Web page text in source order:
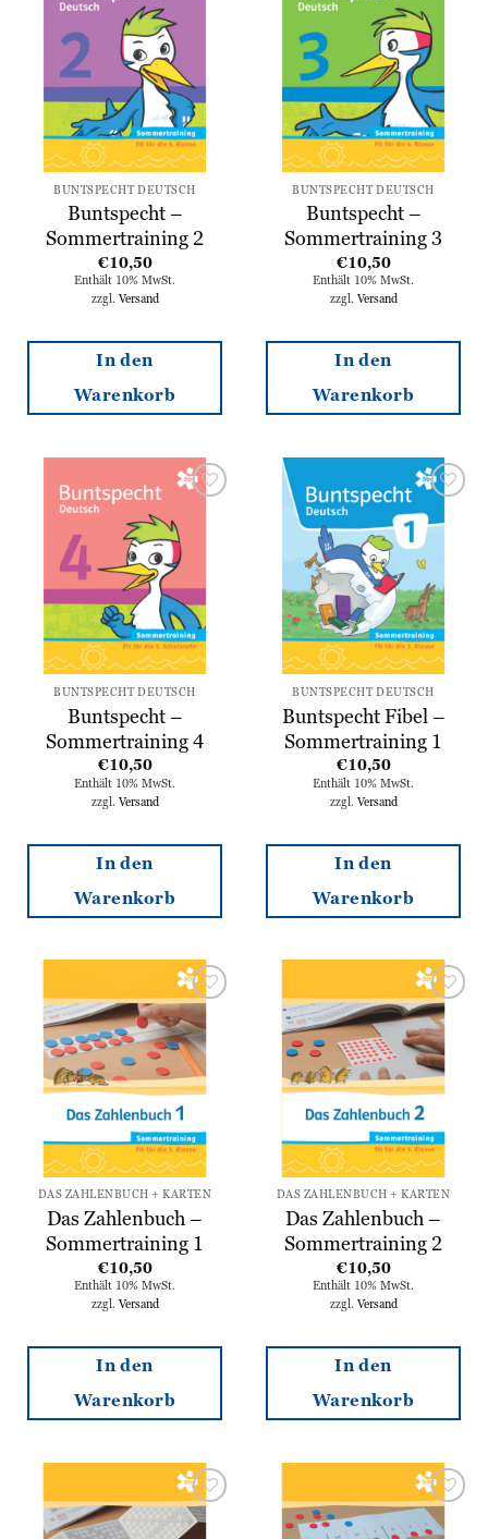
Wunschliste
hinzufügen
BUNTSPECHT DEUTSCH
Buntspecht –
Sommertraining 2
€10,50
Enthält 10% MwSt.
zzgl. Versand
In den
Warenkorb
Zur
Wunschliste
hinzufügen
BUNTSPECHT DEUTSCH
Buntspecht –
Sommertraining 3
€10,50
Enthält 10% MwSt.
zzgl. Versand
In den
Warenkorb
Wunschliste
hinzufügen
BUNTSPECHT DEUTSCH
Buntspecht –
Sommertraining 4
€10,50
Enthält 10% MwSt.
zzgl. Versand
In den
Warenkorb
Zur
Wunschliste
hinzufügen
BUNTSPECHT DEUTSCH
Buntspecht Fibel –
Sommertraining 1
€10,50
Enthält 10% MwSt.
zzgl. Versand
In den
Warenkorb
Zur
Wunschliste
hinzufügen
DAS ZAHLENBUCH + KARTEN
Das Zahlenbuch –
Sommertraining 1
€10,50
Enthält 10% MwSt.
zzgl. Versand
In den
Warenkorb
Zur
Wunschliste
hinzufügen
DAS ZAHLENBUCH + KARTEN
Das Zahlenbuch –
Sommertraining 2
€10,50
Enthält 10% MwSt.
zzgl. Versand
In den
Warenkorb
Zur
Wunschliste
Zur
Wunschliste